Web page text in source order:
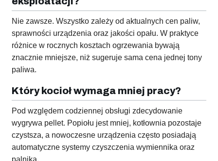
Nie zawsze. Wszystko zależy od aktualnych cen paliw,
sprawności urządzenia oraz jakości opału. W praktyce
różnice w rocznych kosztach ogrzewania bywają
znacznie mniejsze, niż sugeruje sama cena jednej tony
paliwa.
Który kocioł wymaga mniej pracy?
Pod względem codziennej obsługi zdecydowanie
wygrywa pellet. Popiołu jest mniej, kotłownia pozostaje
czystsza, a nowoczesne urządzenia często posiadają
automatyczne systemy czyszczenia wymiennika oraz